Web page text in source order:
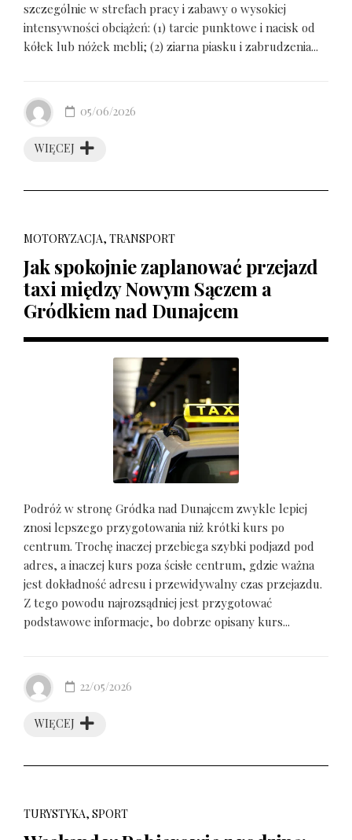
szczególnie w strefach pracy i zabawy o wysokiej
intensywności obciążeń: (1) tarcie punktowe i nacisk od
kółek lub nóżek mebli; (2) ziarna piasku i zabrudzenia...
WIĘCEJ
05/06/2026
MOTORYZACJA, TRANSPORT
Jak spokojnie zaplanować przejazd
taxi między Nowym Sączem a
Gródkiem nad Dunajcem
Podróż w stronę Gródka nad Dunajcem zwykle lepiej
znosi lepszego przygotowania niż krótki kurs po
centrum. Trochę inaczej przebiega szybki podjazd pod
adres, a inaczej kurs poza ścisłe centrum, gdzie ważna
jest dokładność adresu i przewidywalny czas przejazdu.
Z tego powodu najrozsądniej jest przygotować
podstawowe informacje, bo dobrze opisany kurs...
WIĘCEJ
22/05/2026
TURYSTYKA, SPORT